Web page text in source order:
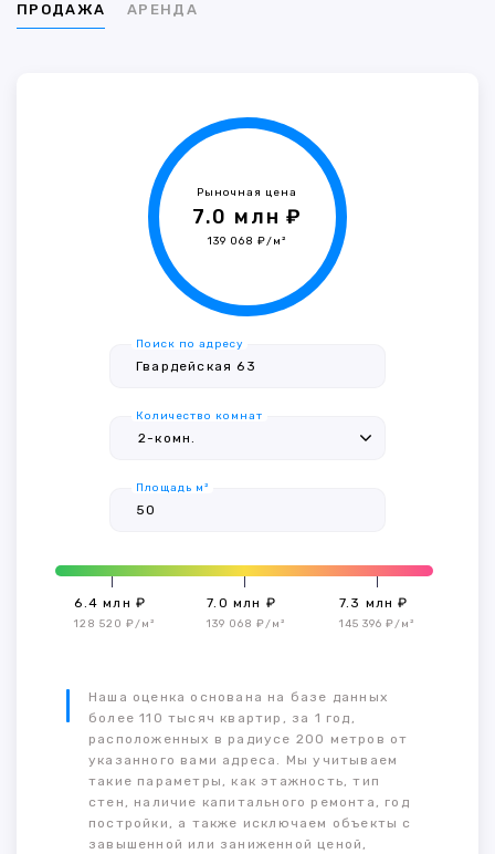
ПРОДАЖА АРЕНДА
Рыночная цена
7.0 млн ₽
139 068 ₽/м²
Поиск по адресу
Количество комнат
Площадь м²
6.4 млн ₽
128 520 ₽/м²
7.0 млн ₽
139 068 ₽/м²
7.3 млн ₽
145 396 ₽/м²
Наша оценка основана на базе данных
более 110 тысяч квартир, за 1 год,
расположенных в радиусе 200 метров от
указанного вами адреса. Мы учитываем
такие параметры, как этажность, тип
стен, наличие капитального ремонта, год
постройки, а также исключаем объекты с
завышенной или заниженной ценой,